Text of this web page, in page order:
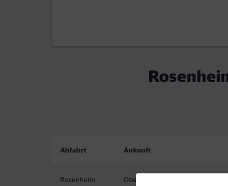
Abfahrt Ankunft
Rosenheim
Oberhausen Hbf